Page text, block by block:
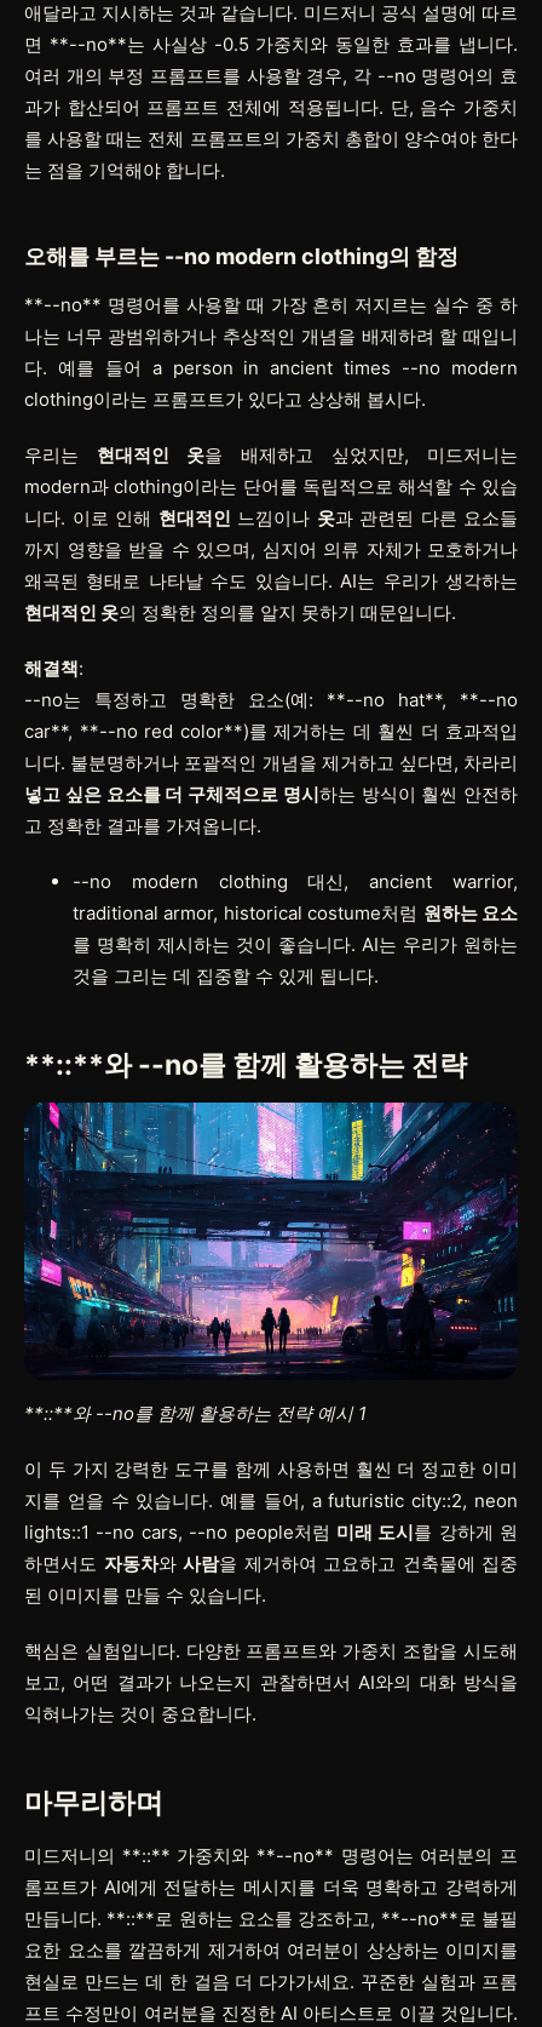
애달라고 지시하는 것과 같습니다. 미드저니 공식 설명에 따르
면 **--no**는 사실상 -0.5 가중치와 동일한 효과를 냅니다.
여러 개의 부정 프롬프트를 사용할 경우, 각 --no 명령어의 효
과가 합산되어 프롬프트 전체에 적용됩니다. 단, 음수 가중치
를 사용할 때는 전체 프롬프트의 가중치 총합이 양수여야 한다
는 점을 기억해야 합니다.
오해를 부르는 --no modern clothing의 함정
**--no** 명령어를 사용할 때 가장 흔히 저지르는 실수 중 하
나는 너무 광범위하거나 추상적인 개념을 배제하려 할 때입니
다. 예를 들어 a person in ancient times --no modern
clothing이라는 프롬프트가 있다고 상상해 봅시다.
우리는 현대적인 옷을 배제하고 싶었지만, 미드저니는
modern과clothing이라는 단어를 독립적으로 해석할 수 있습
니다. 이로 인해 현대적인 느낌이나 옷과 관련된 다른 요소들
까지 영향을 받을 수 있으며, 심지어 의류 자체가 모호하거나
왜곡된 형태로 나타날 수도 있습니다. AI는 우리가 생각하는
현대적인 옷의 정확한 정의를 알지 못하기 때문입니다.
해결책:
--no는 특정하고 명확한 요소(예: **--no hat**, **--no
car**, **--no red color**)를 제거하는 데 훨씬 더 효과적입
니다. 불분명하거나 포괄적인 개념을 제거하고 싶다면, 차라리
넣고 싶은 요소를 더 구체적으로 명시하는 방식이 훨씬 안전하
고 정확한 결과를 가져옵니다.
--no modern clothing 대신,ancient warrior,
traditional armor, historical costume처럼 원하는 요소
를 명확히 제시하는 것이 좋습니다. AI는 우리가 원하는
것을 그리는 데 집중할 수 있게 됩니다.
**::**와--no를 함께 활용하는 전략
**::**와 --no를 함께 활용하는 전략 예시 1
이 두 가지 강력한 도구를 함께 사용하면 훨씬 더 정교한 이미
지를 얻을 수 있습니다. 예를 들어, a futuristic city::2, neon
lights::1 --no cars, --no people처럼 미래 도시를 강하게 원
하면서도 자동차와 사람을 제거하여 고요하고 건축물에 집중
된 이미지를 만들 수 있습니다.
핵심은 실험입니다. 다양한 프롬프트와 가중치 조합을 시도해
보고, 어떤 결과가 나오는지 관찰하면서 AI와의 대화 방식을
익혀나가는 것이 중요합니다.
마무리하며
미드저니의 **::** 가중치와 **--no** 명령어는 여러분의 프
롬프트가 AI에게 전달하는 메시지를 더욱 명확하고 강력하게
만듭니다. **::**로 원하는 요소를 강조하고, **--no**로 불필
요한 요소를 깔끔하게 제거하여 여러분이 상상하는 이미지를
현실로 만드는 데 한 걸음 더 다가가세요. 꾸준한 실험과 프롬
프트 수정만이 여러분을 진정한 AI 아티스트로 이끌 것입니다.